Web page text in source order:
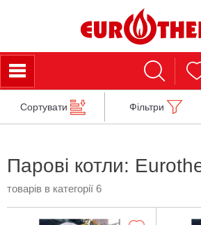
Сортувати Фільтри
Парові котли:
товарів в категорії 6